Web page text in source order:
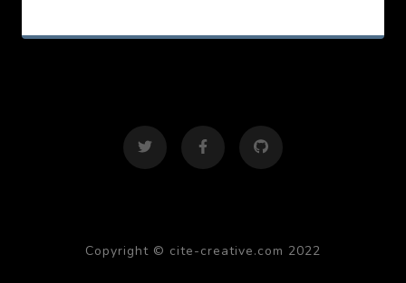
Copyright © cite-creative.com 2022